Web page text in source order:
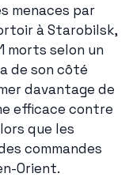
menaces par
à Starobilsk,
morts selon un
de son côté
davantage de
efficace contre
que les
commandes
Orient.